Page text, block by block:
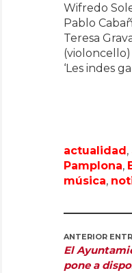
Wifredo
Pablo
Teresa
‘Les indes
actualidad,
Pamplona,
música,
ANTERIOR
El
pone a